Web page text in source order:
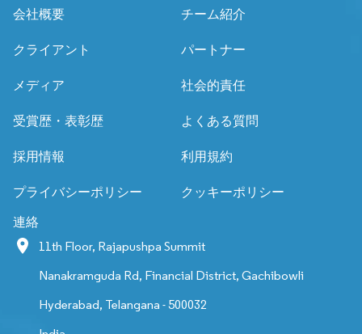
会社概要 チーム紹介
クライアント パートナー
メディア 社会的責任
受賞歴・表彰歴 よくある質問
採用情報 利用規約
プライバシーポリシー クッキーポリシー
連絡
11th Floor, Rajapushpa Summit
Nanakramguda Rd, Financial District, Gachibowli
Hyderabad, Telangana - 500032